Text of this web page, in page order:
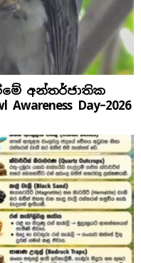
අන්තර්ජාතික
Day–2026